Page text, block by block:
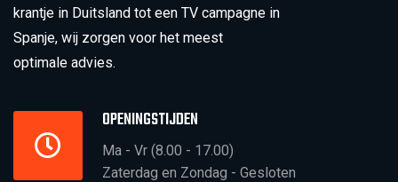
krantje in Duitsland tot een TV campagne in
Spanje, wij zorgen voor het meest
optimale advies.
OPENINGSTIJDEN
Ma - Vr (8.00 - 17.00)
Zaterdag en Zondag - Gesloten